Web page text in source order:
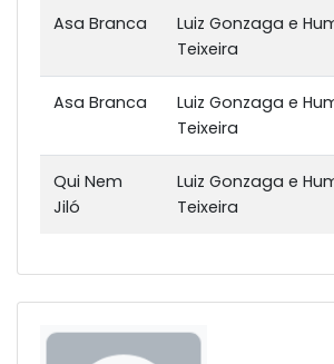
Asa Branca
Luiz Gonzaga e
Teixeira
Asa Branca
Luiz Gonzaga e
Teixeira
Qui Nem
Jiló
Luiz Gonzaga e
Teixeira